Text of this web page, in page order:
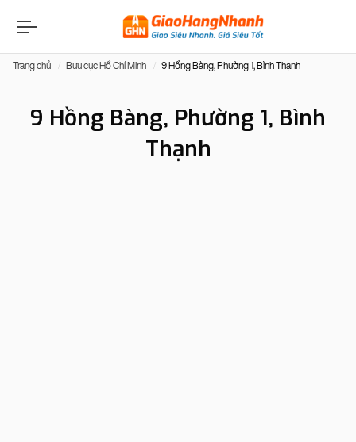
Trang chủ Bưu cục Hồ Chí Minh 9 Hồng Bàng, Phường 1, Bình Thạnh
9 Hồng Bàng, Phường 1, Bình
Thạnh